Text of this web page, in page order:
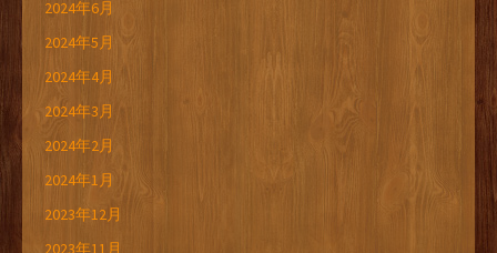
2024年6月
2024年5月
2024年4月
2024年3月
2024年2月
2024年1月
2023年12月
2023年11月